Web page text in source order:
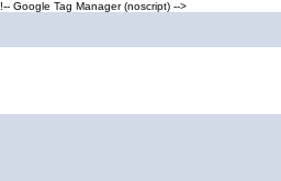
!-- Google Tag Manager (noscript) -->